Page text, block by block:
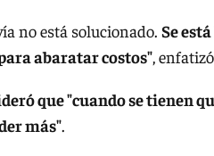
no está solucionado. Se
abaratar costos",
que "cuando se tienen
más".